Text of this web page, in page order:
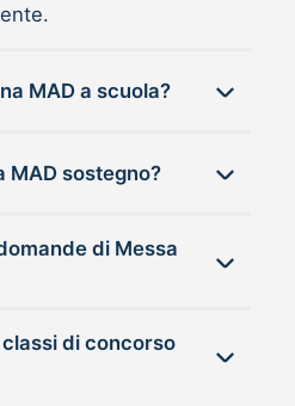
Chi può inviare una MAD a scuola?
MAD sostegno?
di Messa
concorso